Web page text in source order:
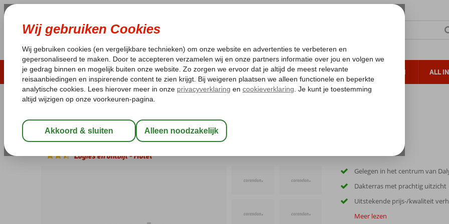
ZOMER 2026 LAST MINUTES WINTERZON ZONVAKANTIES VERRE REIZEN ALL
Laagsteprijsgarantie* Geen fueltoeslag Gratis annuleren*
Home
Turkije Egeische kust Dalyan Donmez
Donmez
Logies en ontbijt-Hotel
Gelegen in het centrum van
Dakterras met prachtig uitzicht
Uitstekende prijs-/kwaliteit
Meer lezen